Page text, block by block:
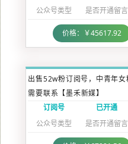
公众号类型
是否开通留言
价格：￥45617.92
出售52w粉订阅号，中青年
需要联系【墨禾新媒】
订阅号
公众号类型
已开通
是否开通留言